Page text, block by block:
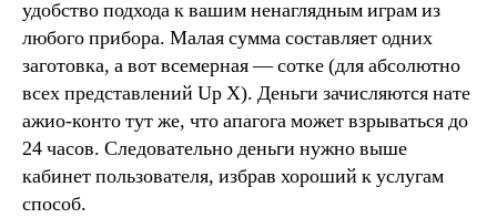
удобство подхода к вашим ненаглядным играм из
любого прибора. Малая сумма составляет одних
заготовка, а вот всемерная — сотке (для абсолютно
всех представлений Up X). Деньги зачисляются нате
ажио-конто тут же, что апагога может взрываться до
24 часов. Следовательно деньги нужно выше
кабинет пользователя, избрав хороший к услугам
способ.